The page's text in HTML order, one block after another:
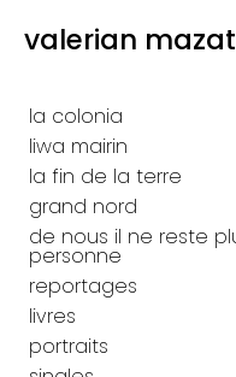
valerian
la colonia
liwa mairin
la fin de la terre
grand nord
de nous il ne reste
personne
reportages
livres
portraits